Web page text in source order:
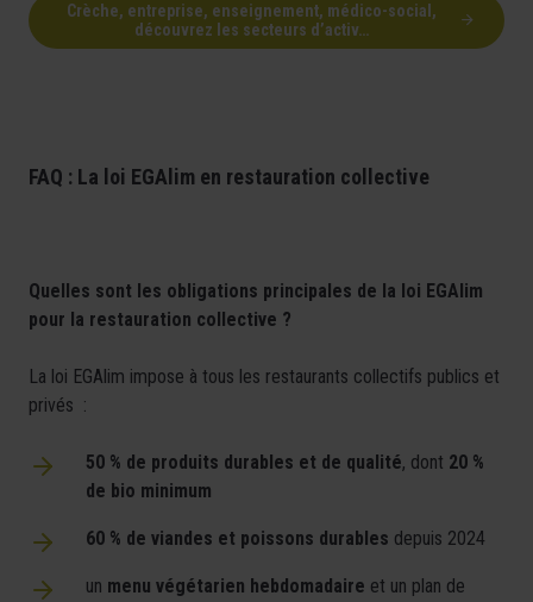
Crèche, entreprise, enseignement, médico-social,
découvrez les secteurs d’activ…
FAQ : La loi EGAlim en restauration collective
Quelles sont les obligations principales de la loi EGAlim
pour la restauration collective ?
La loi EGAlim impose à tous les restaurants collectifs publics et
privés :
50 % de produits durables et de qualité, dont 20 %
de bio minimum
60 % de viandes et poissons durables depuis 2024
un menu végétarien hebdomadaire et un plan de